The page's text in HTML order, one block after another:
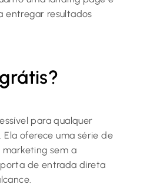
entregar resultados
para qualquer
oferece uma série de
sem a
porta de entrada direta